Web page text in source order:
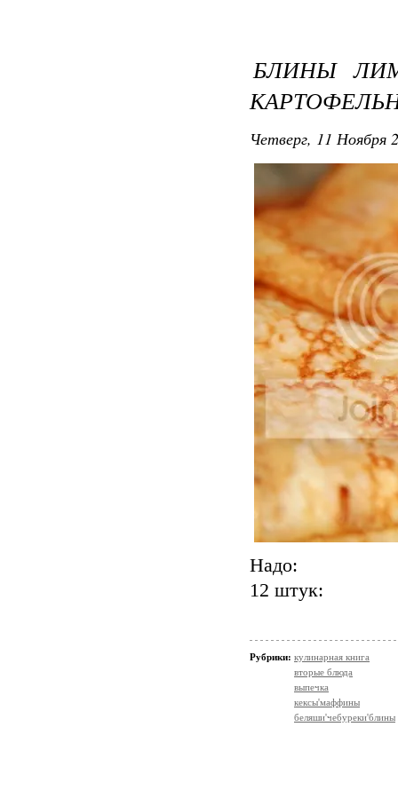
БЛИНЫ
Четверг, 11 Ноября
Надо:
12 штук:
Рубрики: кулинарная книга
вторые блюда
выпечка
кексы'маффины
беляши'чебуреки'блины